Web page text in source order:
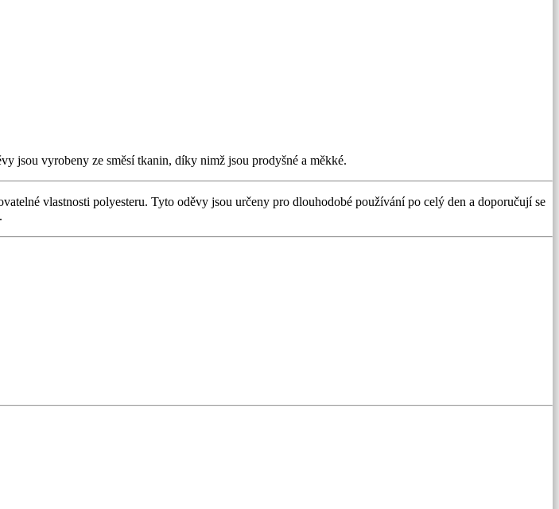
jsou vyrobeny ze směsí tkanin, díky nimž jsou prodyšné a měkké.
vlastnosti polyesteru. Tyto oděvy jsou určeny pro dlouhodobé používání po celý den a doporučují se